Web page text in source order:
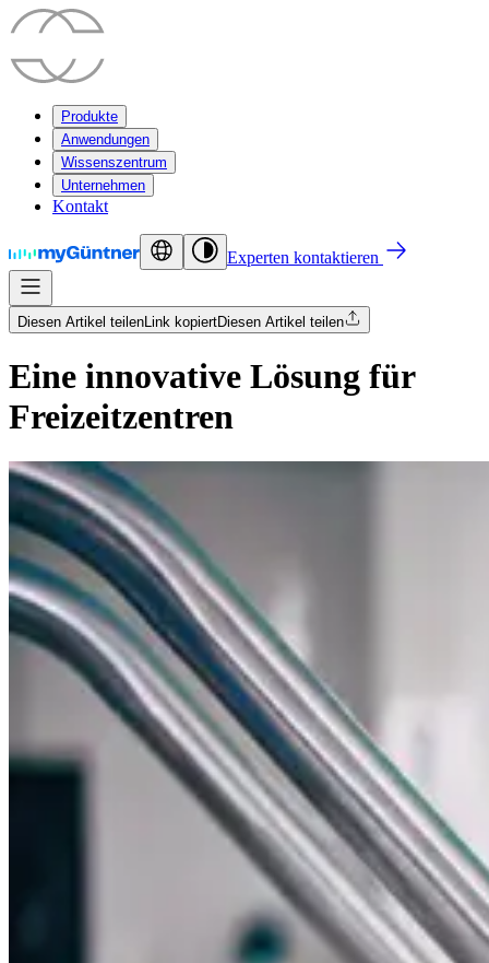
Produkte
Anwendungen
Wissenszentrum
Unternehmen
Kontakt
Experten kontaktieren
Diesen Artikel teilenLink kopiertDiesen Artikel teilen
Eine innovative Lösung für
Freizeitzentren